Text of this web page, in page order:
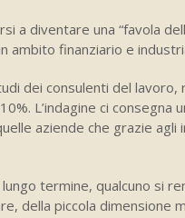
a diventare una “favola
ambito finanziario e
dei consulenti del lavoro,
L’indagine ci consegna
aziende che grazie
termine, qualcuno si
della piccola dimensione